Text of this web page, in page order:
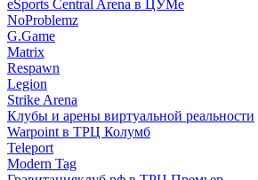
eSports Central Arena в ЦУМе
NoProblemz
G.Game
Matrix
Respawn
Legion
Strike Arena
Клубы и арены виртуальной реальности
Warpoint в ТРЦ Колумб
Teleport
Modern Tag